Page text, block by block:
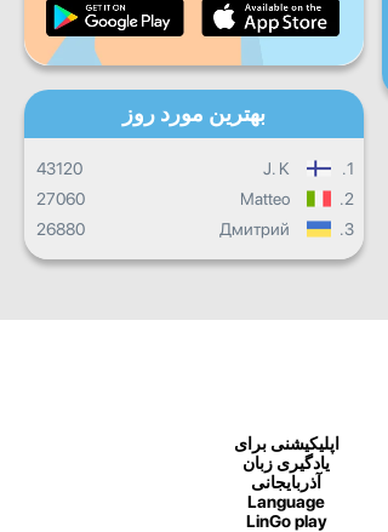
پیشرفت کلی
بهترین مورد روز
1.
J. K
43120
2.
Matteo
27060
3.
Дмитрий
26880
اپلیکیشنی برای
یادگیری زبان
آذربایجانی
Language
LinGo play